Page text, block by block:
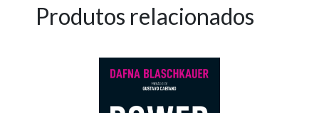
Produtos relacionados